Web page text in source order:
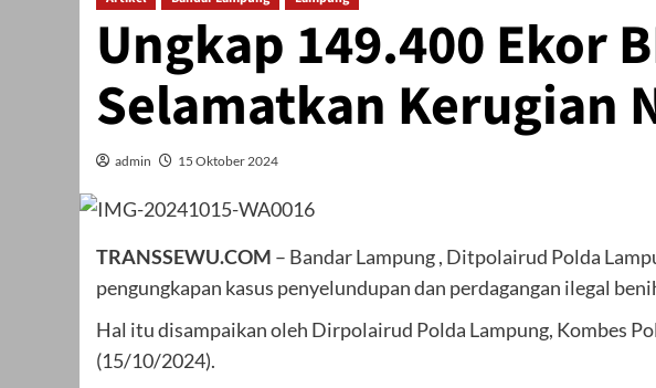
Ungkap 149.400 Ekor
Selamatkan Kerugian
admin 15 Oktober 2024
TRANSSEWU.COM – Bandar Lampung , Ditpolairud Polda
pengungkapan kasus penyelundupan dan perdagangan ilegal
Hal itu disampaikan oleh Dirpolairud Polda Lampung, Kombes
(15/10/2024).